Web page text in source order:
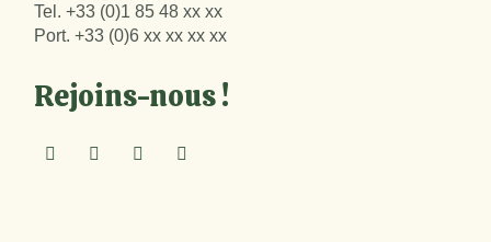
Tel.+33 (0)1 85 48 xx xx
Port.+33 (0)6 xx xx xx xx
Rejoins-nous !